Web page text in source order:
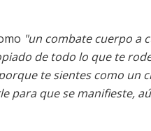
"un combate cuerpo a
de todo lo que te
te sientes como un
para que se manifieste,